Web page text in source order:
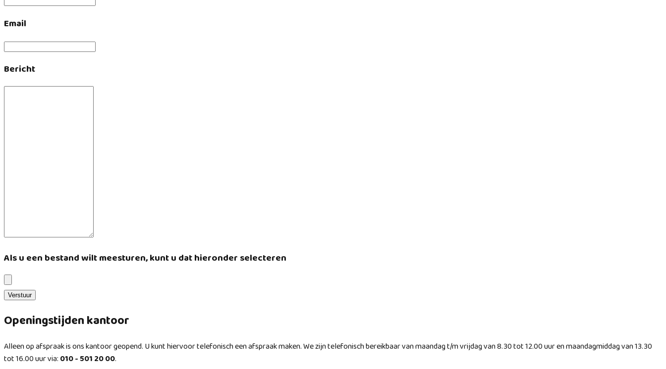
Email
Bericht
Als u een bestand wilt meesturen, kunt u dat hieronder selecteren
Verstuur
Openingstijden kantoor
Alleen op afspraak is ons kantoor geopend. U kunt hiervoor telefonisch een afspraak maken. We zijn telefonisch bereikbaar van maandag t/m vrijdag van 8.30 tot 12.00 uur en maandagmiddag van 13.30
tot 16.00 uur via: 010 - 501 20 00.